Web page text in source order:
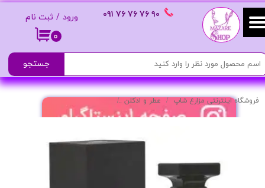
۰
ورود / ثبت نام
حساب کاربری من
تغییر گذر واژه
سفارشات
خروج از حساب کاربری
٩٠ ٧۶ ٧۶ ٧۶ ٠٩١
جستجو
فروشگاه اینترنتی مزارع شاپ عطر و ادکلن